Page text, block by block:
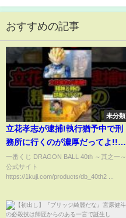
おすすめの記事
未分類
立花孝志が逮捕!執行猶予中で刑
務所に行くのが濃厚だってよ!!#
ドラゴンボール #shorts #立花孝
志
一番くじ DRAGON BALL 40th ～其之一～
公式サイト
https://1kuji.com/products/db_40th2 ...